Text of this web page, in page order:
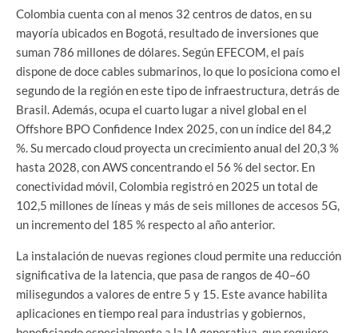
Colombia cuenta con al menos 32 centros de datos, en su
mayoría ubicados en Bogotá, resultado de inversiones que
suman 786 millones de dólares. Según EFECOM, el país
dispone de doce cables submarinos, lo que lo posiciona como el
segundo de la región en este tipo de infraestructura, detrás de
Brasil. Además, ocupa el cuarto lugar a nivel global en el
Offshore BPO Confidence Index 2025, con un índice del 84,2
%. Su mercado cloud proyecta un crecimiento anual del 20,3 %
hasta 2028, con AWS concentrando el 56 % del sector. En
conectividad móvil, Colombia registró en 2025 un total de
102,5 millones de líneas y más de seis millones de accesos 5G,
un incremento del 185 % respecto al año anterior.
La instalación de nuevas regiones cloud permite una reducción
significativa de la latencia, que pasa de rangos de 40–60
milisegundos a valores de entre 5 y 15. Este avance habilita
aplicaciones en tiempo real para industrias y gobiernos,